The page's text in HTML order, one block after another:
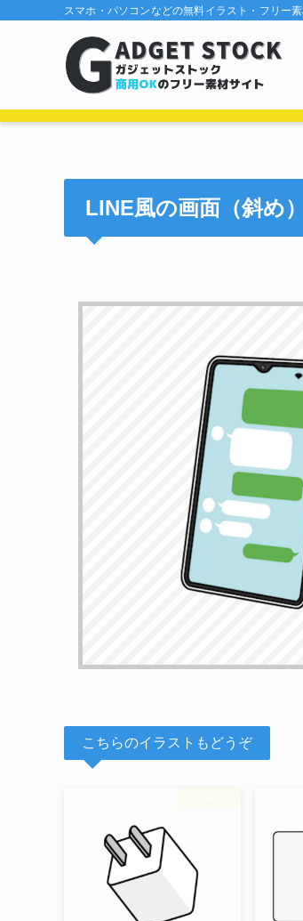
スマホ・パソコンなどの無料イラスト・フリー
LINE風の画面（斜め）
こちらのイラストもどうぞ